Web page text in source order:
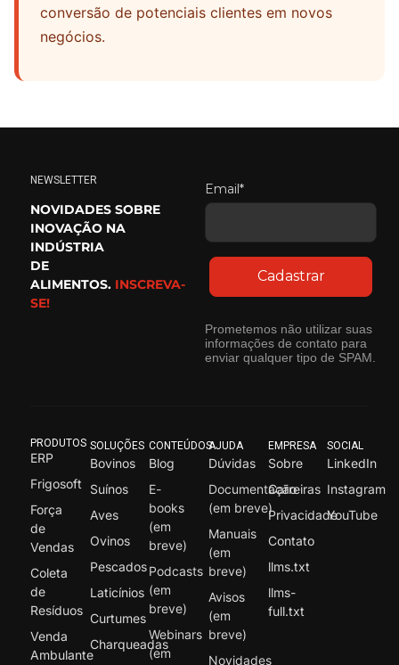
conversão de potenciais clientes em novos
negócios.
NEWSLETTER
NOVIDADES SOBRE
INOVAÇÃO NA
INDÚSTRIA
DE
ALIMENTOS. INSCREVA-
SE!
Email*
Cadastrar
Prometemos não utilizar suas
informações de contato para
enviar qualquer tipo de SPAM.
PRODUTOS
ERP
Frigosoft
Força
de
Vendas
Coleta
de
Resíduos
Venda
Ambulante
SOLUÇÕES
Bovinos
Suínos
Aves
Ovinos
Pescados
Laticínios
Curtumes
Charqueadas
CONTEÚDOS
Blog
E-
books
(em
breve)
Podcasts
(em
breve)
Webinars
(em
AJUDA
Dúvidas
Documentação
(em breve)
Manuais
(em
breve)
Avisos
(em
breve)
Novidades
EMPRESA
Sobre
Carreiras
Privacidade
Contato
llms.txt
llms-
full.txt
SOCIAL
LinkedIn
Instagram
YouTube